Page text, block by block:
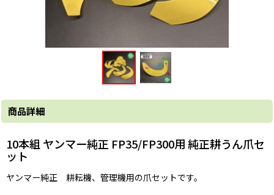
商品詳細
10本組 ヤンマー純正 FP35/FP300用 純正耕うん爪セ
ット
ヤンマー純正 耕耘機、管理機用の爪セットです。